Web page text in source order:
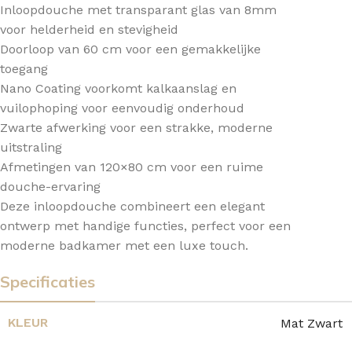
Inloopdouche met transparant glas van 8mm
voor helderheid en stevigheid
Doorloop van 60 cm voor een gemakkelijke
toegang
Nano Coating voorkomt kalkaanslag en
vuilophoping voor eenvoudig onderhoud
Zwarte afwerking voor een strakke, moderne
uitstraling
Afmetingen van 120×80 cm voor een ruime
douche-ervaring
Deze inloopdouche combineert een elegant
ontwerp met handige functies, perfect voor een
moderne badkamer met een luxe touch.
Specificaties
KLEUR Mat Zwart